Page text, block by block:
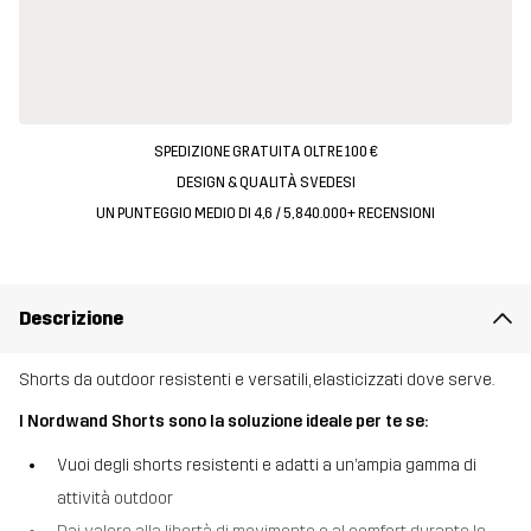
SPEDIZIONE GRATUITA OLTRE 100 €
DESIGN & QUALITÀ SVEDESI
UN PUNTEGGIO MEDIO DI 4,6 / 5, 840.000+ RECENSIONI
Descrizione
Shorts da outdoor resistenti e versatili, elasticizzati dove serve.
I Nordwand Shorts sono la soluzione ideale per te se:
Vuoi degli shorts resistenti e adatti a un’ampia gamma di
attività outdoor